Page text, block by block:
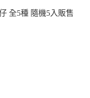
全5種 隨機5入販售